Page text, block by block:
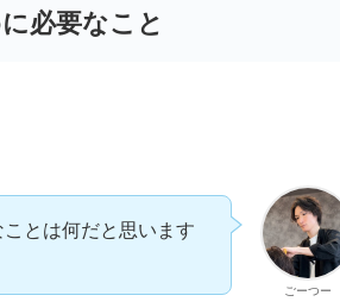
必要なこと
ごーつー
とは何だと思います